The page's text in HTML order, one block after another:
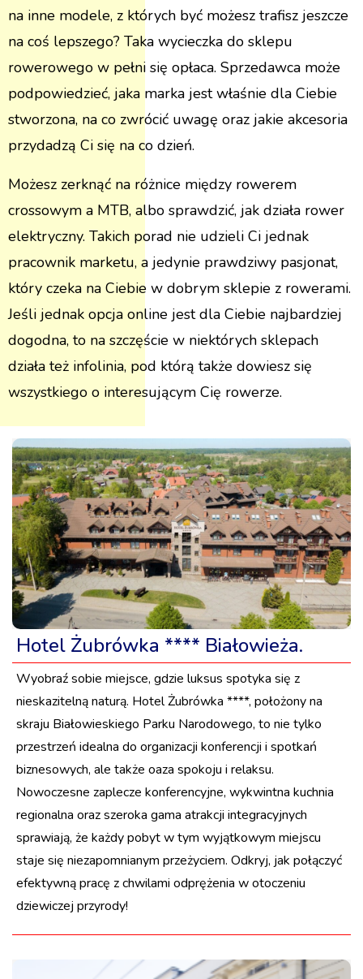
na inne modele, z których być możesz trafisz jeszcze
na coś lepszego? Taka wycieczka do sklepu
rowerowego w pełni się opłaca. Sprzedawca może
podpowiedzieć, jaka marka jest właśnie dla Ciebie
stworzona, na co zwrócić uwagę oraz jakie akcesoria
przydadzą Ci się na co dzień.
Możesz zerknąć na różnice między rowerem
crossowym a MTB, albo sprawdzić, jak działa rower
elektryczny. Takich porad nie udzieli Ci jednak
pracownik marketu, a jedynie prawdziwy pasjonat,
który czeka na Ciebie w dobrym sklepie z rowerami.
Jeśli jednak opcja online jest dla Ciebie najbardziej
dogodna, to na szczęście w niektórych sklepach
działa też infolinia, pod którą także dowiesz się
wszystkiego o interesującym Cię rowerze.
Hotel Żubrówka **** Białowieża.
Wyobraź sobie miejsce, gdzie luksus spotyka się z
nieskazitelną naturą. Hotel Żubrówka ****, położony na
skraju Białowieskiego Parku Narodowego, to nie tylko
przestrzeń idealna do organizacji konferencji i spotkań
biznesowych, ale także oaza spokoju i relaksu.
Nowoczesne zaplecze konferencyjne, wykwintna kuchnia
regionalna oraz szeroka gama atrakcji integracyjnych
sprawiają, że każdy pobyt w tym wyjątkowym miejscu
staje się niezapomnianym przeżyciem. Odkryj, jak połączyć
efektywną pracę z chwilami odprężenia w otoczeniu
dziewiczej przyrody!